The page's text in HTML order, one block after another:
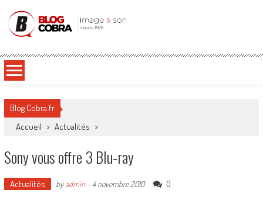
Blog Cobra
Blog Cobra.fr
Accueil > Actualités >
Sony vous offre 3 Blu-ray
Actualités byadmin- 4 novembre 2010 0